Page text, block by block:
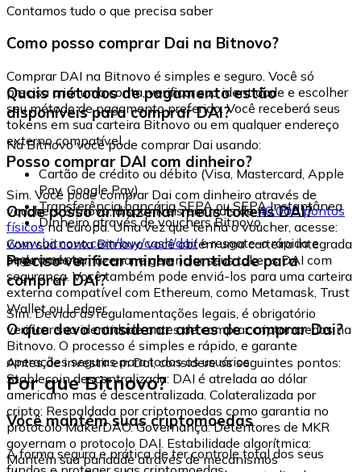
Contamos tudo o que precisa saber
Como posso comprar Dai na Bitnovo?
Comprar DAI na Bitnovo é simples e seguro. Você só
precisa criar uma conta, verificar sua identidade e escolher
seu método de pagamento preferido. Você receberá seus
tokens em sua carteira Bitnovo ou em qualquer endereço
externo compatível.
Quais métodos de pagamento estão
disponíveis para comprar DAI?
Na Bitnovo você pode comprar Dai usando:
Cartão de crédito ou débito (Visa, Mastercard, Apple
Pay, Google Pay)
Transferência bancária SEPA ou SEPA Instantânea
Dinheiro através de vouchers Bitnovo
Posso comprar DAI com dinheiro?
Sim. Você pode comprar Dai com dinheiro através de
vouchers Bitnovo, disponíveis em mais de40.000 pontos
físicosna Europa. Uma vez que tenha o voucher, acesse:
www.bitnovo.com/buy/cash/dai/e resgate-o rápida e
seguramente.
Onde posso armazenar meus tokens DAI?
Com sua conta Bitnovo você obtém uma carteira integrada
onde pode armazenar e gerenciar seus tokens DAI com
segurança. Você também pode enviá-los para uma carteira
externa compatível com Ethereum, como Metamask, Trust
Wallet ou Ledger.
Preciso verificar minha identidade para
comprar DAI?
Sim. Devido às regulamentações legais, é obrigatório
verificar sua identidade antes de comprar criptomoedas na
Bitnovo. O processo é simples e rápido, e garante
operações seguras para todos os usuários.
O que devo considerar antes de comprar Dai?
Antes de investir em Dai, considere os seguintes pontos:
Stablecoin descentralizada: DAI é atrelada ao dólar
americano mas é descentralizada. Colateralizada por
cripto: Respaldada por criptomoedas como garantia no
protocolo MakerDAO. Governança: Detentores de MKR
governam o protocolo DAI. Estabilidade algorítmica:
Mantém sua paridade através de mecanismos
Por que Bitnovo?
Você mantém suas criptomoedas
A forma segura e prática de ter controle total dos seus